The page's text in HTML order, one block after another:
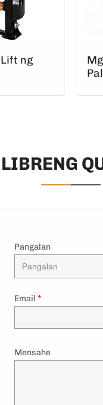
ng
LIBRENG
Pangalan
Email *
Mensahe